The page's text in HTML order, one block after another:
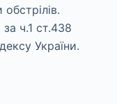
ч.1 ст.438
України.